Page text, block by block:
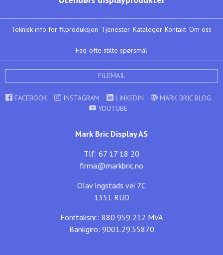
Teknisk info for filproduksjon Tjenester Kataloger Kontakt Om oss
Faq-ofte stilte spørsmål
FILEMAIL
FACEBOOK INSTAGRAM LINKEDIN
MARK BRIC BLOG
YOUTUBE
Mark Bric Display AS
Tlf: 67 17 18 20
firma@markbric.no
Olav Ingstads vei 7C
1351 RUD
Foretaksnr.: 880 959 212 MVA
Bankgiro: 9001.29.55870